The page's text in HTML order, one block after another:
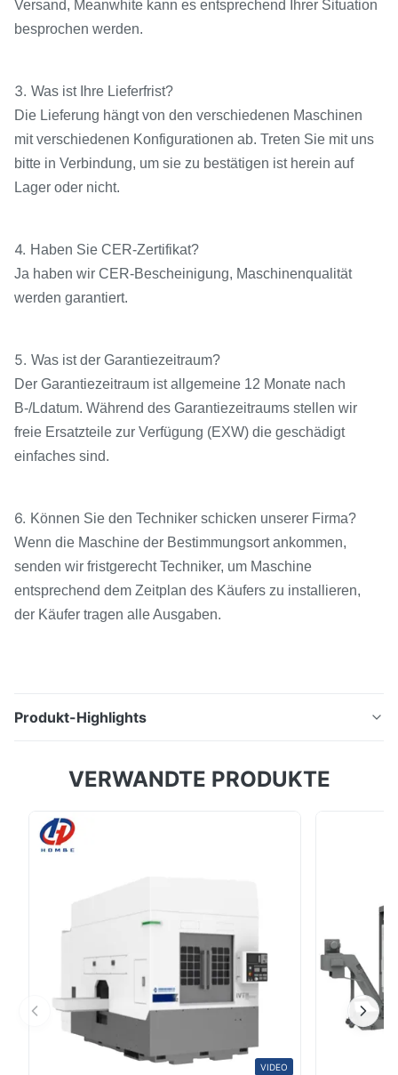
Versand, Meanwhite kann es entsprechend Ihrer Situation
besprochen werden.
3. Was ist Ihre Lieferfrist?
Die Lieferung hängt von den verschiedenen Maschinen
mit verschiedenen Konfigurationen ab. Treten Sie mit uns
bitte in Verbindung, um sie zu bestätigen ist herein auf
Lager oder nicht.
4. Haben Sie CER-Zertifikat?
Ja haben wir CER-Bescheinigung, Maschinenqualität
werden garantiert.
5. Was ist der Garantiezeitraum?
Der Garantiezeitraum ist allgemeine 12 Monate nach
B-/Ldatum. Während des Garantiezeitraums stellen wir
freie Ersatzteile zur Verfügung (EXW) die geschädigt
einfaches sind.
6. Können Sie den Techniker schicken unserer Firma?
Wenn die Maschine der Bestimmungsort ankommen,
senden wir fristgerecht Techniker, um Maschine
entsprechend dem Zeitplan des Käufers zu installieren,
der Käufer tragen alle Ausgaben.
Produkt-Highlights
der Mitten maschineller Bearbeitung doppelte
Darstellung Ist horizontale Mitte der maschinellen
Bearbeitung MDH-Reihe eine horizontale Mitte der
VERWANDTE PRODUKTE
VIDEO